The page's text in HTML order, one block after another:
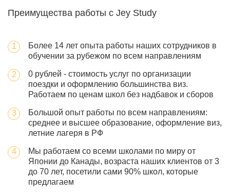
Преимущества работы с Jey Study
Более 14 лет опыта работы наших сотрудников в
обучении за рубежом по всем направлениям
0 рублей - стоимость услуг по организации
поездки и оформлению большинства виз.
Работаем по ценам школ без надбавок и сборов
Большой опыт работы по всем направлениям:
среднее и высшее образование, оформление виз,
летние лагеря в РФ
Мы работаем со всеми школами по миру от
Японии до Канады, возраста наших клиентов от 3
до 70 лет, посетили сами 90% школ, которые
предлагаем